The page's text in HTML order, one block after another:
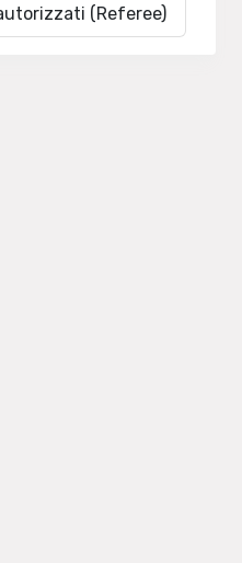
(Referee)